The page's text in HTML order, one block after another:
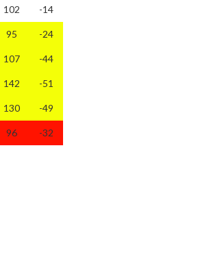
102 -14
95 -24
107 -44
142 -51
130 -49
96 -32